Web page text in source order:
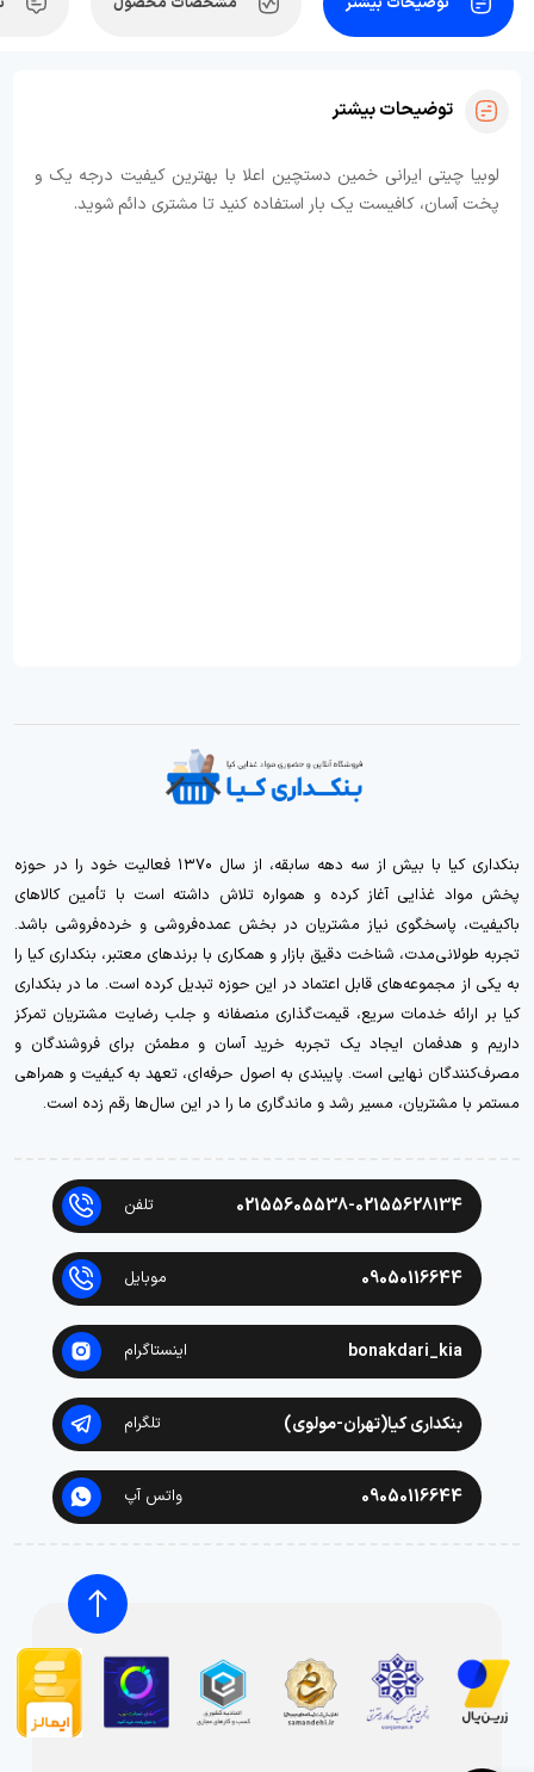
توضیحات بیشتر
لوبیا چیتی ایرانی خمین دستچین اعلا با بهترین کیفیت درجه یک و
پخت آسان، کافیست یک بار استفاده کنید تا مشتری دائم شوید.
بنکداری کیا با بیش از سه دهه سابقه، از سال ۱۳۷۰ فعالیت خود را در حوزه
پخش مواد غذایی آغاز کرده و همواره تلاش داشته است با تأمین کالاهای
باکیفیت، پاسخگوی نیاز مشتریان در بخش عمده‌فروشی و خرده‌فروشی باشد.
تجربه طولانی‌مدت، شناخت دقیق بازار و همکاری با برندهای معتبر، بنکداری کیا را
به یکی از مجموعه‌های قابل اعتماد در این حوزه تبدیل کرده است. ما در بنکداری
کیا بر ارائه خدمات سریع، قیمت‌گذاری منصفانه و جلب رضایت مشتریان تمرکز
داریم و هدفمان ایجاد یک تجربه خرید آسان و مطمئن برای فروشندگان و
مصرف‌کنندگان نهایی است. پایبندی به اصول حرفه‌ای، تعهد به کیفیت و همراهی
مستمر با مشتریان، مسیر رشد و ماندگاری ما را در این سال‌ها رقم زده است.
02155605538-02155628134 تلفن
09050116644 موبایل
bonakdari_kia اینستاگرام
بنکداری کیا(تهران-مولوی) تلگرام
09050116644 واتس آپ